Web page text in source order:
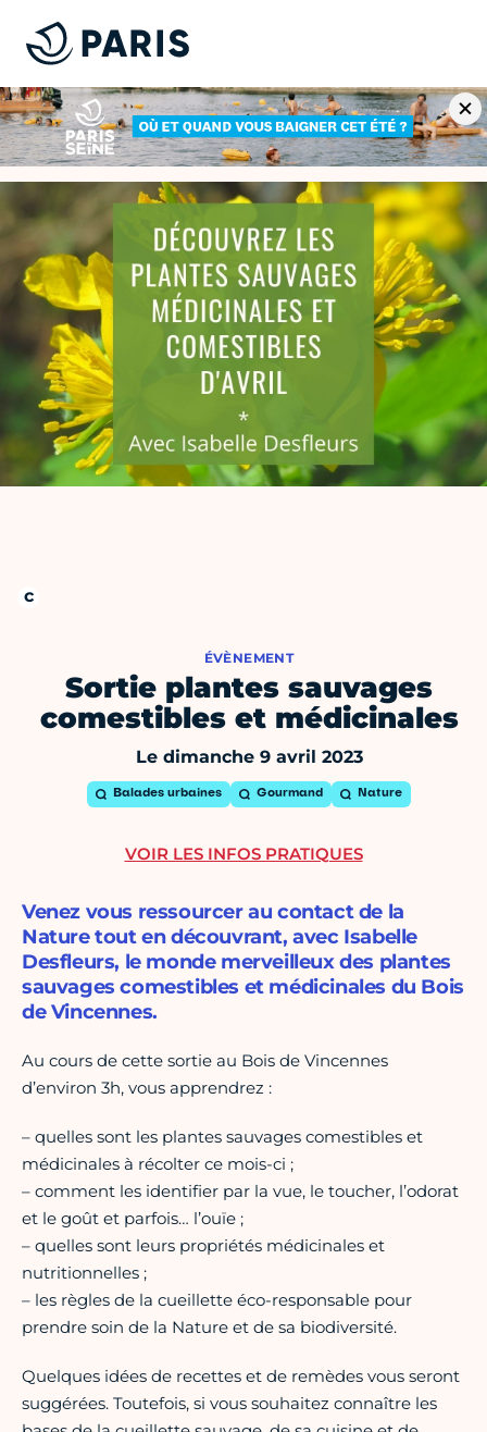
ÉVÈNEMENT
Sortie plantes sauvages
comestibles et médicinales
Le dimanche 9 avril 2023
Balades urbaines Gourmand Nature
Venez vous ressourcer au contact de la
Nature tout en découvrant, avec Isabelle
Desfleurs, le monde merveilleux des plantes
sauvages comestibles et médicinales du Bois
de Vincennes.
Au cours de cette sortie au Bois de Vincennes
d’environ 3h, vous apprendrez :
– quelles sont les plantes sauvages comestibles et
médicinales à récolter ce mois-ci ;
– comment les identifier par la vue, le toucher, l’odorat
et le goût et parfois… l’ouïe ;
– quelles sont leurs propriétés médicinales et
nutritionnelles ;
– les règles de la cueillette éco-responsable pour
prendre soin de la Nature et de sa biodiversité.
Quelques idées de recettes et de remèdes vous seront
suggérées. Toutefois, si vous souhaitez connaître les
VOIR LES INFOS PRATIQUES